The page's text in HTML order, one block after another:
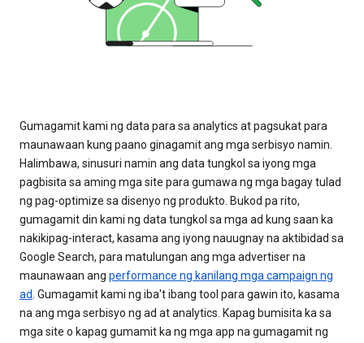
Gumagamit kami ng data para sa analytics at pagsukat para
maunawaan kung paano ginagamit ang mga serbisyo namin.
Halimbawa, sinusuri namin ang data tungkol sa iyong mga
pagbisita sa aming mga site para gumawa ng mga bagay tulad
ng pag-optimize sa disenyo ng produkto. Bukod pa rito,
gumagamit din kami ng data tungkol sa mga ad kung saan ka
nakikipag-interact, kasama ang iyong nauugnay na aktibidad sa
Google Search, para matulungan ang mga advertiser na
maunawaan ang performance ng kanilang mga campaign ng
ad. Gumagamit kami ng iba't ibang tool para gawin ito, kasama
na ang mga serbisyo ng ad at analytics. Kapag bumisita ka sa
mga site o kapag gumamit ka ng mga app na gumagamit ng